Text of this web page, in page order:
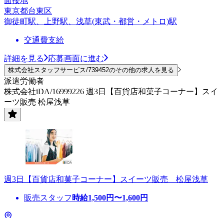
東京都台東区
御徒町駅、上野駅、浅草(東武・都営・メトロ)駅
交通費支給
詳細を見る 応募画面に進む
株式会社スタッフサービス/739452のその他の求人を見る
派遣労働者
株式会社iDA/16999226 週3日【百貨店和菓子コーナー】スイ
ーツ販売 松屋浅草
週3日【百貨店和菓子コーナー】スイーツ販売 松屋浅草
販売スタッフ 時給1,500円〜1,600円